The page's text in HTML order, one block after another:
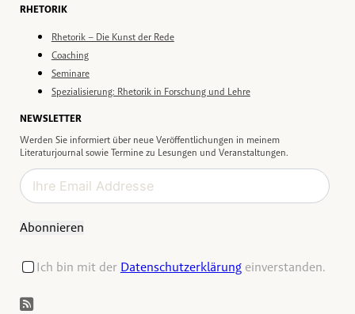
RHETORIK
Rhetorik – Die Kunst der Rede
Coaching
Seminare
Spezialisierung: Rhetorik in Forschung und Lehre
NEWSLETTER
Werden Sie informiert über neue Veröffentlichungen in meinem
Literaturjournal sowie Termine zu Lesungen und Veranstaltungen.
Abonnieren
Ich bin mit der Datenschutzerklärungeinverstanden.